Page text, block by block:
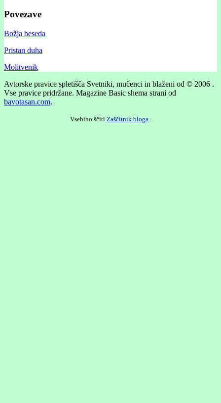
Povezave
Božja beseda
Pristan duha
Molitvenik
Avtorske pravice spletišča Svetniki, mučenci in blaženi od © 2006 .
Vse pravice pridržane. Magazine Basic shema strani od
bavotasan.com.
Vsebino ščiti Zaščitnik bloga